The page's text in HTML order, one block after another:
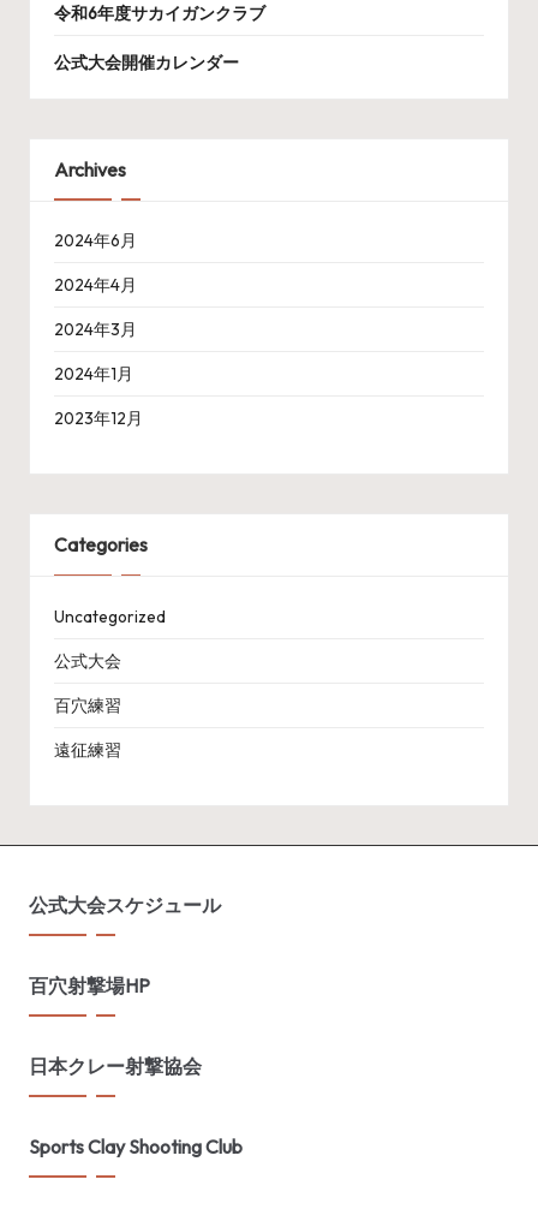
令和6年度サカイガンクラブ
公式大会開催カレンダー
Archives
2024年6月
2024年4月
2024年3月
2024年1月
2023年12月
Categories
Uncategorized
公式大会
百穴練習
遠征練習
公式大会スケジュール
百穴射撃場HP
日本クレー射撃協会
Sports Clay Shooting Club